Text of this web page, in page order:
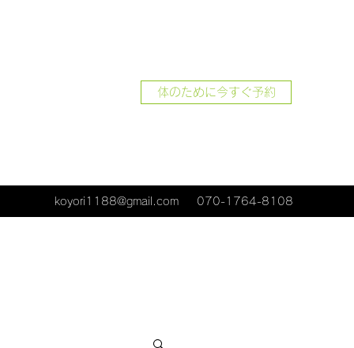
体のために今すぐ予約
koyori1188@gmail.com 070-1764-8108